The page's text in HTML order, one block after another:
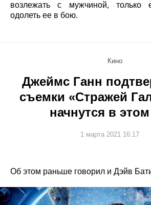
возлежать с мужчиной, только
одолеть ее в бою.
Кино
Джеймс Ганн
съемки «Стражей
начнутся в
1 марта 2021 16:17
Об этом раньше говорил и Дэйв